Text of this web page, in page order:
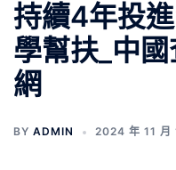
持續4年投
學幫扶_中
網
BY ADMIN 2024 年 11 月